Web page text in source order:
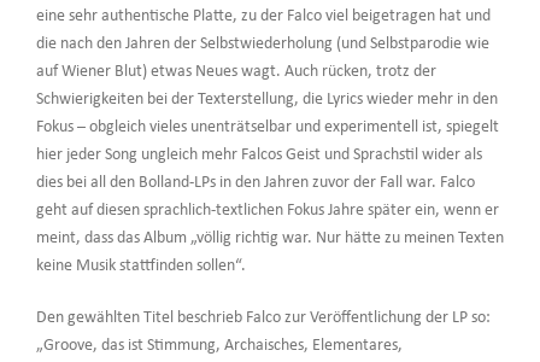
eine sehr authentische Platte, zu der Falco viel beigetragen hat und
die nach den Jahren der Selbstwiederholung (und Selbstparodie wie
auf Wiener Blut) etwas Neues wagt. Auch rücken, trotz der
Schwierigkeiten bei der Texterstellung, die Lyrics wieder mehr in den
Fokus – obgleich vieles unenträtselbar und experimentell ist, spiegelt
hier jeder Song ungleich mehr Falcos Geist und Sprachstil wider als
dies bei all den Bolland-LPs in den Jahren zuvor der Fall war. Falco
geht auf diesen sprachlich-textlichen Fokus Jahre später ein, wenn er
meint, dass das Album „völlig richtig war. Nur hätte zu meinen Texten
keine Musik stattfinden sollen“.
Den gewählten Titel beschrieb Falco zur Veröffentlichung der LP so:
„Groove, das ist Stimmung, Archaisches, Elementares,